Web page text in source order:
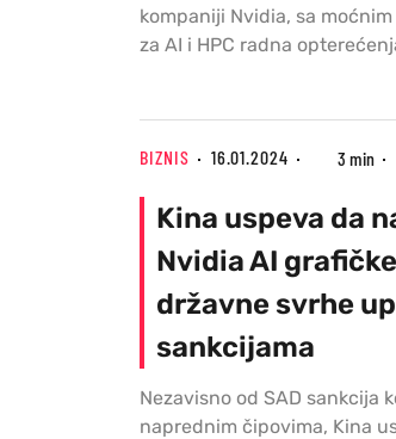
kompaniji Nvidia, sa
za AI i HPC radna
BIZNIS 16.01.2024 3 min
Kina uspeva da
Nvidia AI
državne svrhe
sankcijama
Nezavisno od SAD sankcija
naprednim čipovima, Kina